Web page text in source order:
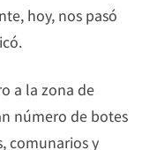
hoy, nos pasó
a la zona de
número de botes
comunarios y